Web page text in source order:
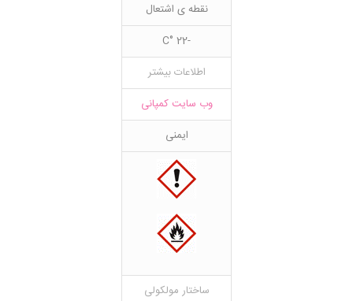
نقطه ی اشتعال
-22 °C
اطلاعات بیشتر
وب سایت کمپانی
ایمنی
ساختار مولکولی